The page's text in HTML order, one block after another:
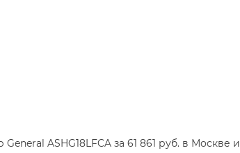
ASHG18LFCA за 61 861 руб. в Москве и